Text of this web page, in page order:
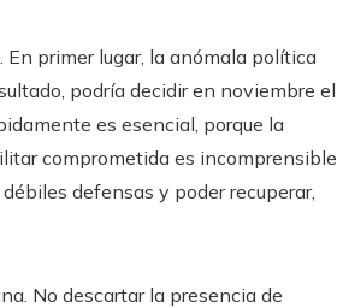
primer lugar, la anómala política
podría decidir en noviembre el
es esencial, porque la
comprometida es incomprensible
defensas y poder recuperar,
No descartar la presencia de